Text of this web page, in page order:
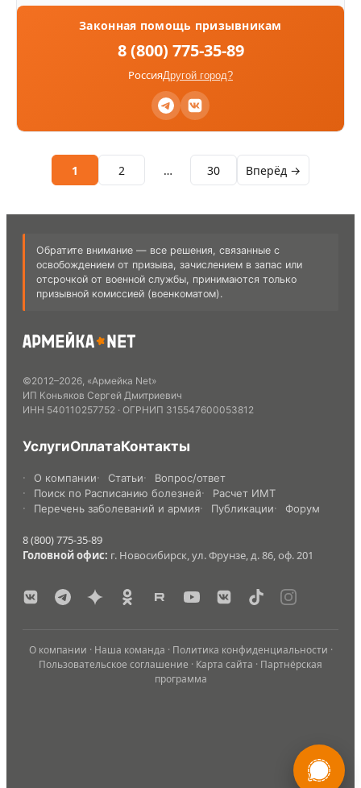
Законная помощь призывникам
8 (800) 775-35-89
РоссияДругой город?
1 2 … 30 Вперёд →
Обратите внимание — все решения, связанные с
освобождением от призыва, зачислением в запас или
отсрочкой от военной службы, принимаются только
призывной комиссией (военкоматом).
©2012–2026, «Армейка Net»
ИП Коньяков Сергей Дмитриевич
ИНН 540110257752 · ОГРНИП 315547600053812
УслугиОплатаКонтакты
О компании Статьи
Вопрос/ответ
Поиск по Расписанию болезней
Расчет ИМТ
Перечень заболеваний и армия
Публикации Форум
8 (800) 775-35-89
Головной офис: г. Новосибирск, ул. Фрунзе, д. 86, оф. 201
О компании · Наша команда · Политика конфиденциальности ·
Пользовательское соглашение · Карта сайта · Партнёрская
программа